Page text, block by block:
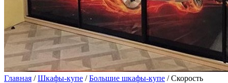
Главная /Шкафы-купе /Большие шкафы-купе / Скорость